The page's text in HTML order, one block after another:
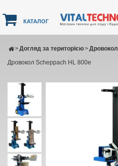
КАТАЛОГ
Догляд за територією
> >
Дровокол Scheppach HL 800e